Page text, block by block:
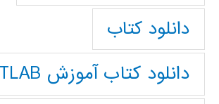
دانلود کتاب
دانلود کتاب آموزش MATLAB